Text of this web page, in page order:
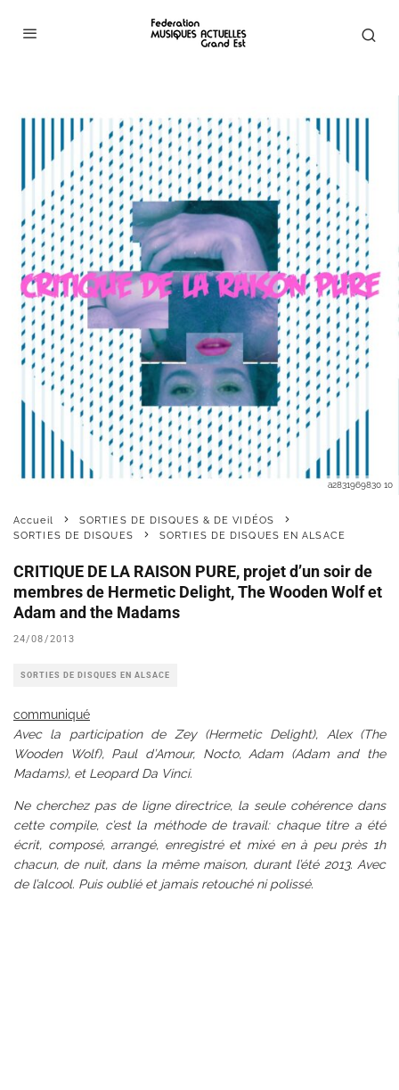
a2831969830 10
Accueil
SORTIES DE DISQUES & DE VIDÉOS
SORTIES DE DISQUES
SORTIES DE DISQUES EN ALSACE
CRITIQUE DE LA RAISON PURE, projet d’un soir de
membres de Hermetic Delight, The Wooden Wolf et
Adam and the Madams
24/08/2013
SORTIES DE DISQUES EN ALSACE
communiqué
Avec la participation de Zey (Hermetic Delight), Alex (The
Wooden Wolf), Paul d’Amour, Nocto, Adam (Adam and the
Madams), et Leopard Da Vinci.
Ne cherchez pas de ligne directrice, la seule cohérence dans
cette compile, c’est la méthode de travail: chaque titre a été
écrit, composé, arrangé, enregistré et mixé en à peu près 1h
chacun, de nuit, dans la même maison, durant l’été 2013. Avec
de l’alcool. Puis oublié et jamais retouché ni polissé.